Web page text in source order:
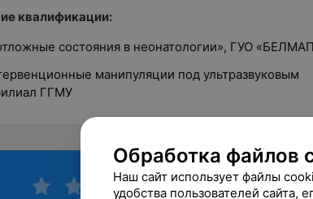
квалификации:
состояния в неонатологии», ГУО
манипуляции под ультразвуковым
ГГМУ
Обработка файлов
Наш сайт использует файлы
удобства пользователей сайта,